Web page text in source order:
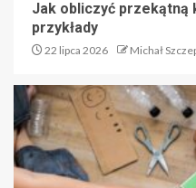
Jak obliczyć przekątną
przykłady
22 lipca 2026 Michał